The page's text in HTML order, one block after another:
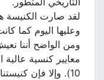
لقد صارت الكنيسة
وعليها اليوم كما
ومن الواضح أننا
10). وإلا فإن